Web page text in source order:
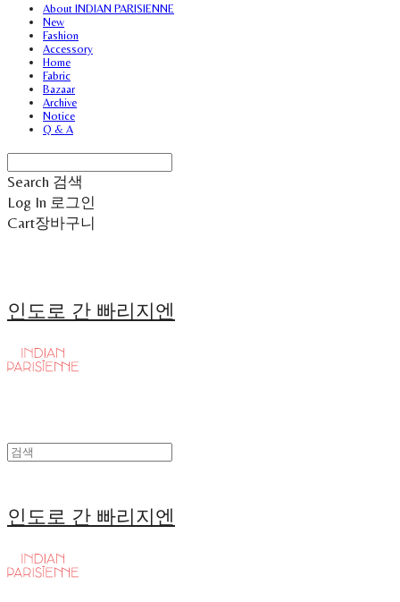
About INDIAN PARISIENNE
New
Fashion
Accessory
Home
Fabric
Bazaar
Archive
Notice
Q & A
Search 검색
Log In 로그인
Cart장바구니
인도로 간 빠리지엔
인도로 간 빠리지엔